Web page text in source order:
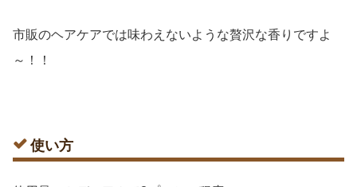
市販のヘアケアでは味わえないような贅沢な香りですよ
～！！
使い方